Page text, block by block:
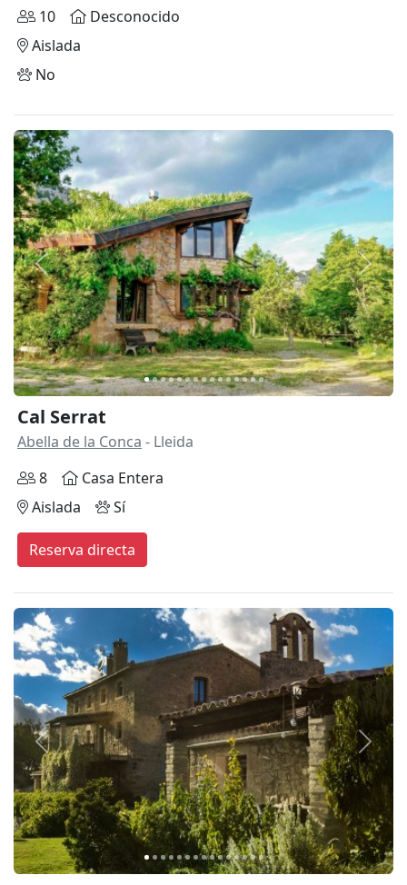
10
Desconocido
Aislada
No
Anterior
Cal Serrat
Abella de la Conca - Lleida
8
Casa Entera
Aislada
Sí
Reserva directa
Anterior